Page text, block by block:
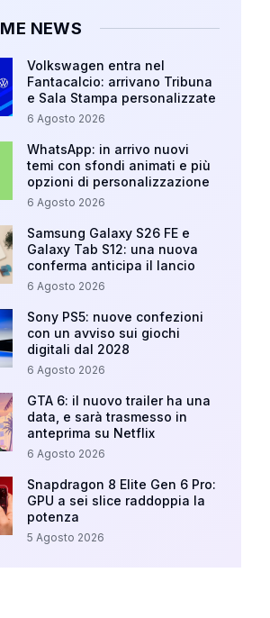
NEWS
Volkswagen entra nel
Fantacalcio: arrivano Tribuna
e Sala Stampa personalizzate
6 Agosto 2026
WhatsApp: in arrivo nuovi
temi con sfondi animati e più
opzioni di personalizzazione
6 Agosto 2026
Samsung Galaxy S26 FE e
Galaxy Tab S12: una nuova
conferma anticipa il lancio
6 Agosto 2026
Sony PS5: nuove confezioni
con un avviso sui giochi
digitali dal 2028
6 Agosto 2026
GTA 6: il nuovo trailer ha una
data, e sarà trasmesso in
anteprima su Netflix
6 Agosto 2026
Snapdragon 8 Elite Gen 6 Pro:
GPU a sei slice raddoppia la
potenza
5 Agosto 2026